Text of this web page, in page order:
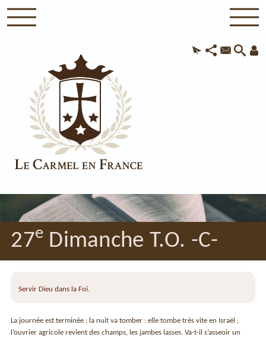
27e Dimanche T.O. -C-
Servir Dieu dans la Foi.
La journée est terminée ; la nuit va tomber : elle tombe très vite en Israël ;
l’ouvrier agricole revient des champs, les jambes lasses. Va-t-il s’asseoir un